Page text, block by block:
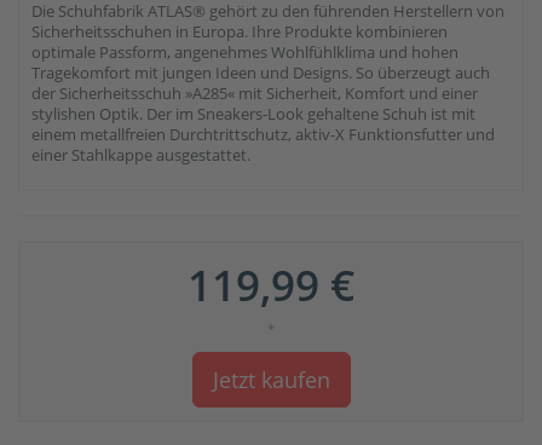
Die Schuhfabrik ATLAS® gehört zu den führenden Herstellern von
Sicherheitsschuhen in Europa. Ihre Produkte kombinieren
optimale Passform, angenehmes Wohlfühlklima und hohen
Tragekomfort mit jungen Ideen und Designs. So überzeugt auch
der Sicherheitsschuh »A285« mit Sicherheit, Komfort und einer
stylishen Optik. Der im Sneakers-Look gehaltene Schuh ist mit
einem metallfreien Durchtrittschutz, aktiv-X Funktionsfutter und
einer Stahlkappe ausgestattet.
119,99 €
*
Jetzt kaufen